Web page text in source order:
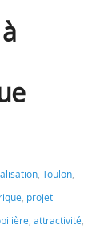
, Toulon,
, projet
, attractivité,